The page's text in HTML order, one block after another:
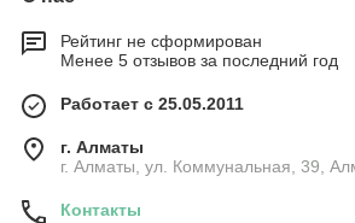
Рейтинг не сформирован
Менее 5 отзывов за последний год
Работает с 25.05.2011
г. Алматы
г. Алматы, ул. Коммунальная, 39,
Контакты